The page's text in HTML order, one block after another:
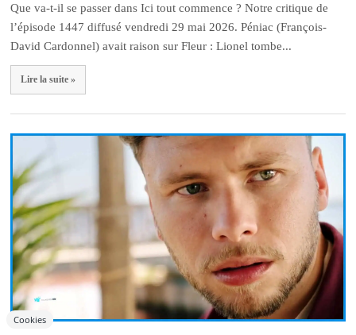
Que va-t-il se passer dans Ici tout commence ? Notre critique de
l’épisode 1447 diffusé vendredi 29 mai 2026. Péniac (François-
David Cardonnel) avait raison sur Fleur : Lionel tombe...
Lire la suite »
Cookies